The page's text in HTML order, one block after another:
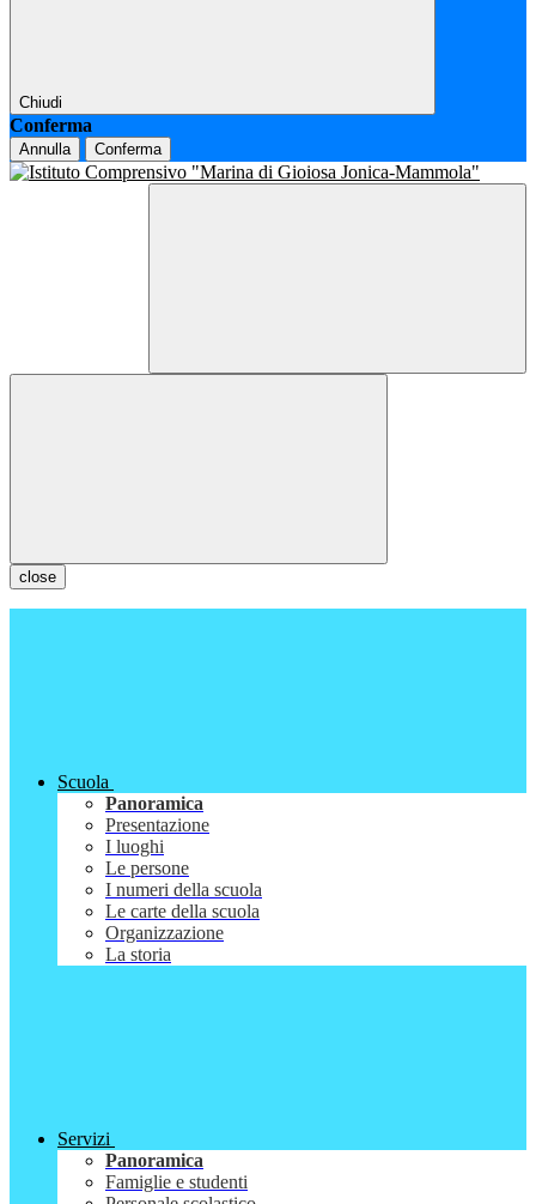
Chiudi
Conferma
Annulla Conferma
close
Scuola
Panoramica
Presentazione
I luoghi
Le persone
I numeri della scuola
Le carte della scuola
Organizzazione
La storia
Servizi
Panoramica
Famiglie e studenti